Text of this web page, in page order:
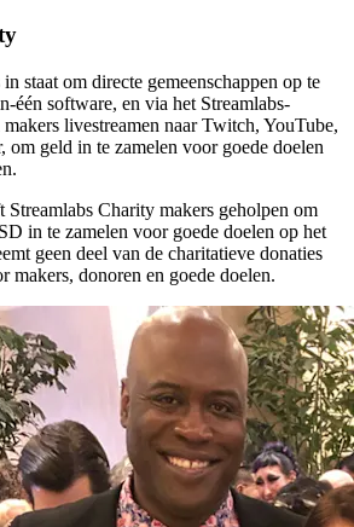
staat om directe gemeenschappen op te
één software, en via het Streamlabs-
livestreamen naar Twitch, YouTube,
om geld in te zamelen voor goede doelen
Streamlabs Charity makers geholpen om
in te zamelen voor goede doelen op het
geen deel van de charitatieve donaties
makers, donoren en goede doelen.